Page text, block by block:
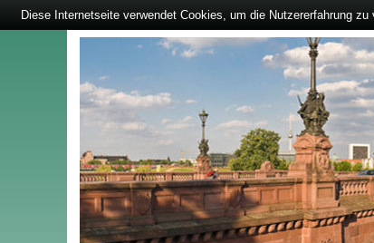
Diese Internetseite verwendet Cookies, um die Nutzererfahrung